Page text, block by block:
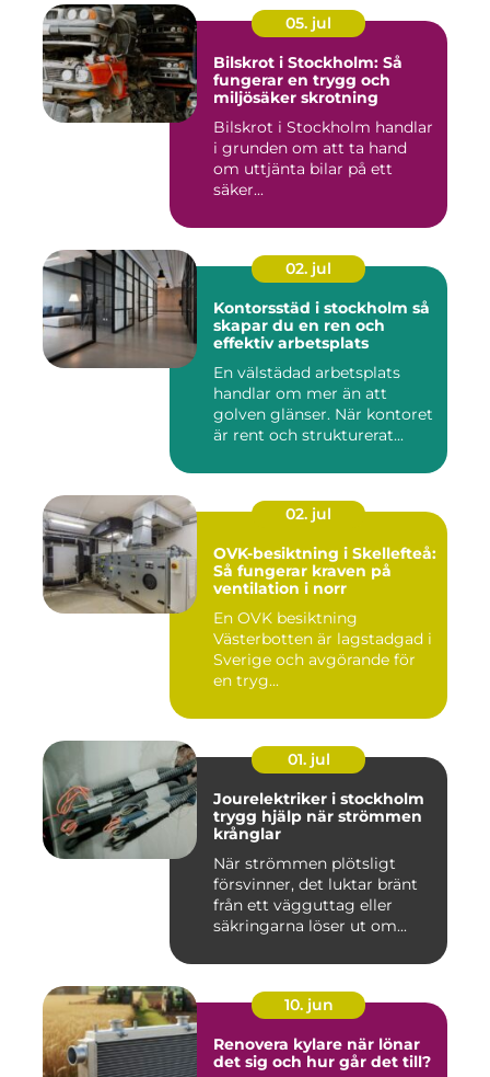
05. jul
Bilskrot i Stockholm: Så
fungerar en trygg och
miljösäker skrotning
Bilskrot i Stockholm handlar
i grunden om att ta hand
om uttjänta bilar på ett
säker...
02. jul
Kontorsstäd i stockholm så
skapar du en ren och
effektiv arbetsplats
En välstädad arbetsplats
handlar om mer än att
golven glänser. När kontoret
är rent och strukturerat...
02. jul
OVK-besiktning i Skellefteå:
Så fungerar kraven på
ventilation i norr
En OVK besiktning
Västerbotten är lagstadgad i
Sverige och avgörande för
en tryg...
01. jul
Jourelektriker i stockholm
trygg hjälp när strömmen
krånglar
När strömmen plötsligt
försvinner, det luktar bränt
från ett vägguttag eller
säkringarna löser ut om...
10. jun
Renovera kylare när lönar
det sig och hur går det till?